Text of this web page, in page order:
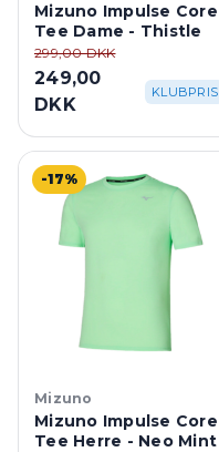
Mizuno Impulse Core
Tee Dame - Thistle
299,00 DKK
249,00
DKK
KLUBPRIS
-17%
Mizuno
Mizuno Impulse Core
Tee Herre - Neo Mint